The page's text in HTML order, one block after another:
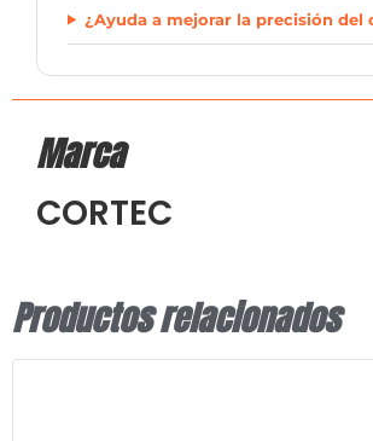
¿Ayuda a mejorar la precisión del
Marca
CORTEC
Productos relacionados